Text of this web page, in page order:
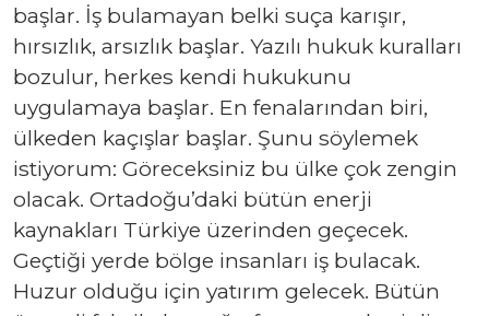
başlar. İş bulamayan belki suça karışır,
hırsızlık, arsızlık başlar. Yazılı hukuk kuralları
bozulur, herkes kendi hukukunu
uygulamaya başlar. En fenalarından biri,
ülkeden kaçışlar başlar. Şunu söylemek
istiyorum: Göreceksiniz bu ülke çok zengin
olacak. Ortadoğu’daki bütün enerji
kaynakları Türkiye üzerinden geçecek.
Geçtiği yerde bölge insanları iş bulacak.
Huzur olduğu için yatırım gelecek. Bütün